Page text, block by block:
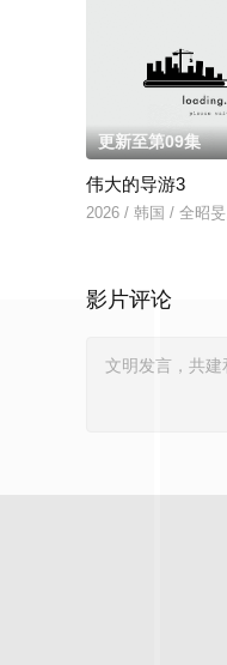
更新至第09集
伟大的导游3
2026 / 韩国 / 全昭
影片评论